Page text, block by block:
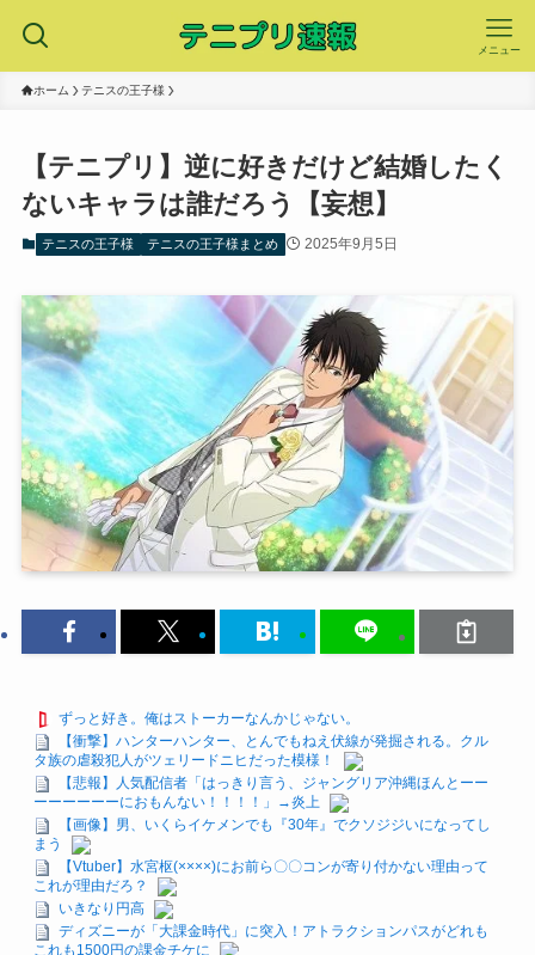
メニュー
ホーム テニスの王子様
【テニプリ】逆に好きだけど結婚したく
ないキャラは誰だろう【妄想】
テニスの王子様 テニスの王子様まとめ 2025年9月5日
ずっと好き。俺はストーカーなんかじゃない。
【衝撃】ハンターハンター、とんでもねえ伏線が発掘される。クル
タ族の虐殺犯人がツェリードニヒだった模様！
【悲報】人気配信者「はっきり言う、ジャングリア沖縄ほんとーー
ーーーーーーにおもんない！！！！」→炎上
【画像】男、いくらイケメンでも『30年』でクソジジいになってし
まう
【Vtuber】水宮枢(××××)にお前ら〇〇コンが寄り付かない理由って
これが理由だろ？
いきなり円高
ディズニーが「大課金時代」に突入！アトラクションパスがどれも
これも1500円の課金チケに